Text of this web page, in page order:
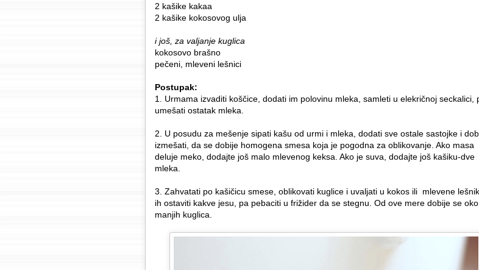
2 kašike kakaa
2 kašike kokosovog ulja
i još, za valjanje kuglica
kokosovo brašno
pečeni, mleveni lešnici
Postupak:
1. Urmama izvaditi koščice, dodati im polovinu mleka, samleti u elekričnoj seckalici,
umеšati ostatak mleka.
2. U posudu za mešenje sipati kašu od urmi i mleka, dodati sve ostale sastojke i
izmešati, da se dobije homogena smesa koja je pogodna za oblikovanje. Ako masa
deluje meko, dodajte još malo mlevenog keksa. Ako je suva, dodajte još kašiku-dve
mleka.
3. Zahvatati po kašičicu smese, oblikovati kuglice i uvaljati u kokos ili mlevene
ih ostaviti kakve jesu, pa pebaciti u frižider da se stegnu. Od ove mere dobije se
manjih kuglica.